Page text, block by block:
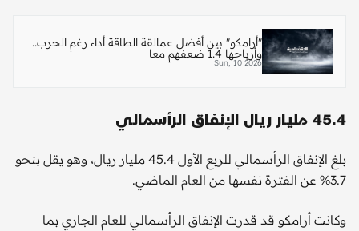
"أرامكو" بين أفضل عمالقة الطاقة أداء رغم الحرب..
وأرباحها 1.4 ضعفهم معا
Sun, 10 2026
45.4 مليار ريال الإنفاق الرأسمالي
بلغ الإنفاق الرأسمالي للربع الأول 45.4 مليار ريال، وهو يقل بنحو
3.7% عن الفترة نفسها من العام الماضي.
وكانت أرامكو قد قدرت الإنفاق الرأسمالي للعام الجاري بما